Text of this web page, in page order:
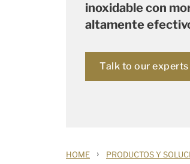
inoxidable con
altamente
Talk to our experts
HOME › PRODUCTOS Y